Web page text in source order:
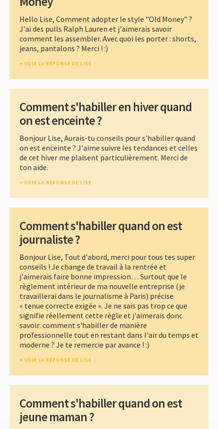
Hello Lise, Comment adopter le style "Old Money" ?
J'ai des pulls Ralph Lauren et j'aimerais savoir
comment les assembler. Avec quoi les porter : shorts,
jeans, pantalons ? Merci ! :)
VOIR LA RÉPONSE DE LISE
Comment s'habiller en hiver quand
on est enceinte ?
Bonjour Lise, Aurais-tu conseils pour s'habiller quand
on est enceinte ? J'aime suivre les tendances et celles
de cet hiver me plaisent particulièrement. Merci de
ton aide.
VOIR LA RÉPONSE DE LISE
Comment s'habiller quand on est
journaliste ?
Bonjour Lise, Tout d'abord, merci pour tous tes super
conseils ! Je change de travail à la rentrée et
j'aimerais faire bonne impression… Surtout que le
règlement intérieur de ma nouvelle entreprise (je
travaillerai dans le journalisme à Paris) précise
« tenue correcte exigée ». Je ne sais pas trop ce que
signifie réellement cette règle et j'aimerais donc
savoir: comment s'habiller de manière
professionnelle tout en restant dans l'air du temps et
moderne ? Je te remercie par avance ! :)
VOIR LA RÉPONSE DE LISE
Comment s'habiller quand on est
jeune maman ?